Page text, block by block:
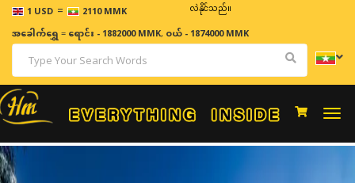
1 USD = 2110 MMK
ဈေးနှုန်းများသည် အချိန်နှင့် အမျှပြောင်းလဲနိုင်သည်။
အခေါက်ရွှေ=ရောင်း - 1882000 MMK, ဝယ် - 1874000 MMK